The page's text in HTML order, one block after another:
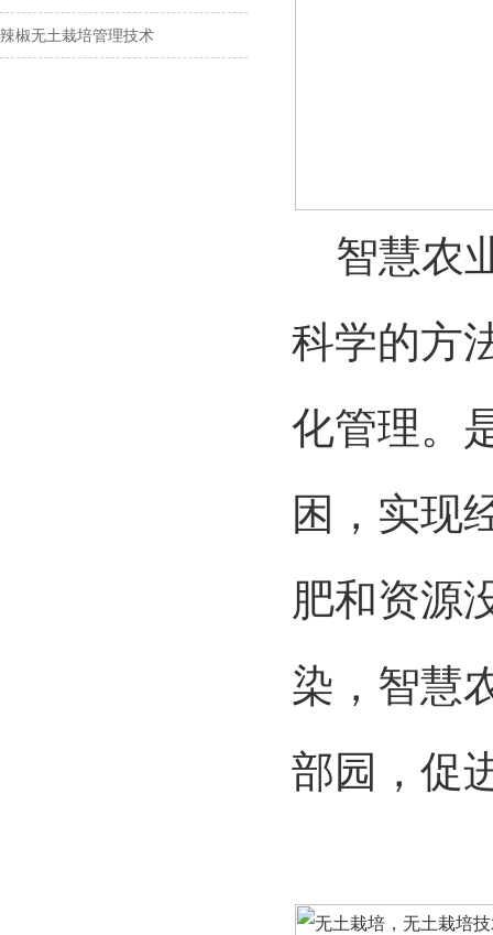
辣椒无土栽培管理技术
智慧农
科学的方
化管理。
困，实现
肥和资源
染，智慧
部园，促